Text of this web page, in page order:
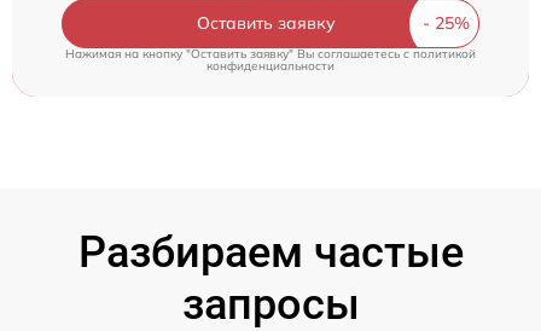
Оставить заявку
Нажимая на кнопку "Оставить заявку" Вы соглашаетесь cполитикой
конфиденциальности
Разбираем частые
запросы